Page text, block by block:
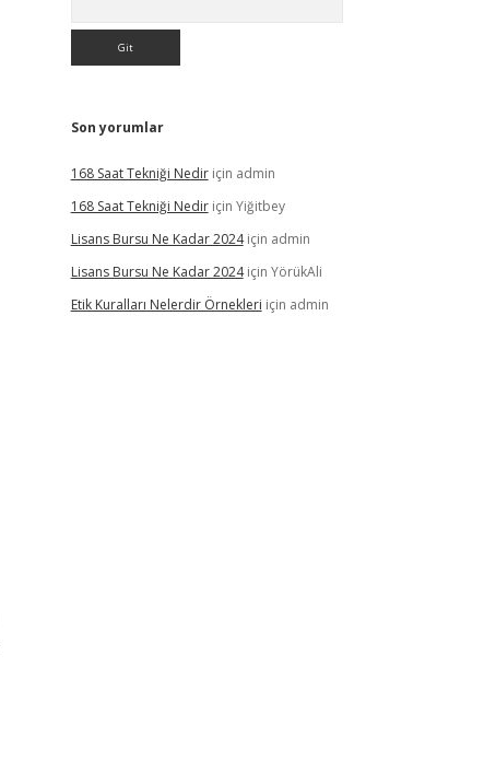
Son yorumlar
168 Saat Tekniği Nediriçin admin
168 Saat Tekniği Nediriçin Yiğitbey
Lisans Bursu Ne Kadar 2024için admin
Lisans Bursu Ne Kadar 2024için YörükAli
Etik Kuralları Nelerdir Örnekleri için admin